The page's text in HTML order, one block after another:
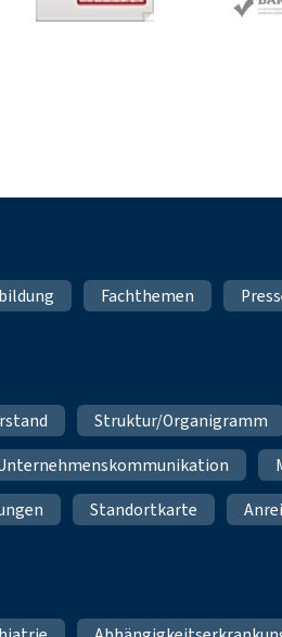
Fachthemen
Struktur/Organigramm
Standortkarte